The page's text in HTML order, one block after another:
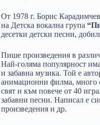
От 1978 г. Борис
на Детска вокална група
десетки детски песни,
Пише произведения в
Най-голяма популярност
и забавна музика. Той е
анимационни филма, много
свят и към повече от 40
забавни песни. Написал е
произведения и др.